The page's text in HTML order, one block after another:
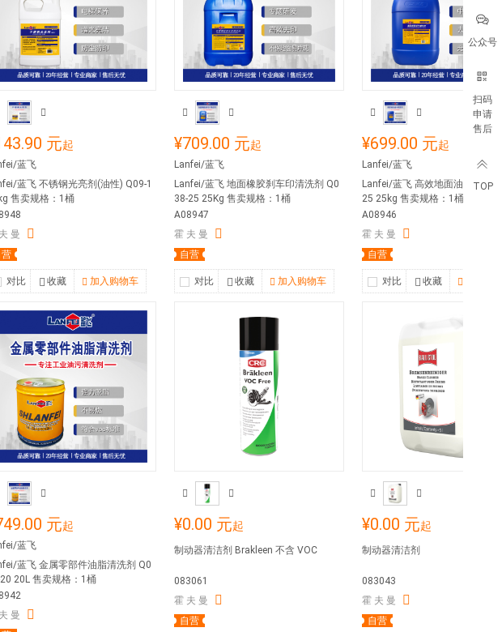
元起
蓝飞
蓝飞 不锈钢光亮剂(油性) Q09-1
售卖规格：1桶
曼
营
对比 收藏 加入购物车
¥709.00 元起
Lanfei/蓝飞
Lanfei/蓝飞 地面橡胶刹车印清洗剂 Q0
38-25 25Kg 售卖规格：1桶
A08947
霍 夫 曼
自营
对比 收藏 加入购物车
¥699.00 元起
Lanfei/蓝飞
Lanfei/蓝飞 高效地面油污清洗
25 25kg 售卖规格：1桶
A08946
霍 夫 曼
自营
对比 收藏
元起
蓝飞
蓝飞 金属零部件油脂清洗剂 Q0
20L 售卖规格：1桶
曼
¥0.00 元起
制动器清洁剂 Brakleen 不含 VOC
083061
霍 夫 曼
自营
¥0.00 元起
制动器清洁剂
083043
霍 夫 曼
自营
公众号
扫码
申请
售后
TOP